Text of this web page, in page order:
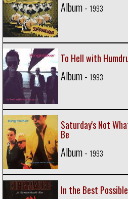
Album - 1993
To Hell with
Album - 1993
Saturday's Not
Be
Album - 1993
In the Best